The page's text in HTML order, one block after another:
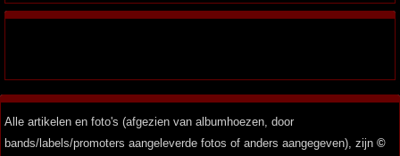
Alle artikelen en foto's (afgezien van albumhoezen, door
bands/labels/promoters aangeleverde fotos of anders aangegeven), zijn ©